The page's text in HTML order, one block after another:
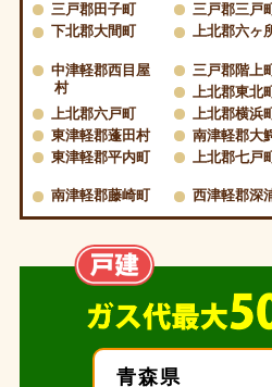
三戸郡田子町
三戸郡三戸
下北郡大間町
上北郡六ヶ
中津軽郡西目屋
村
三戸郡階上
上北郡東北
上北郡六戸町
上北郡横浜
東津軽郡蓬田村
南津軽郡大
東津軽郡平内町
上北郡七戸
南津軽郡藤崎町
西津軽郡深